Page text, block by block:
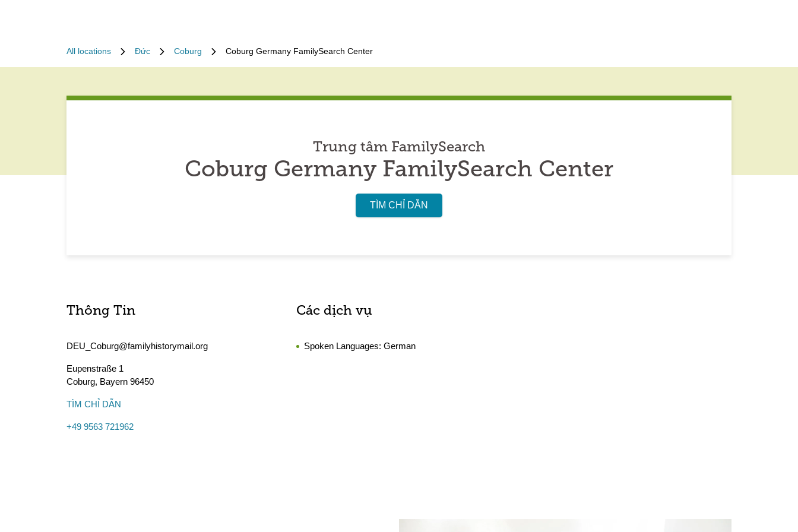
All locations Đức Coburg Coburg Germany FamilySearch Center
Trung tâm FamilySearch
Coburg Germany FamilySearch Center
TÌM CHỈ DẪN
Thông Tin
DEU_Coburg@familyhistorymail.org
Eupenstraße 1
Coburg, Bayern 96450
TÌM CHỈ DẪN
+49 9563 721962
Các dịch vụ
Spoken Languages: German